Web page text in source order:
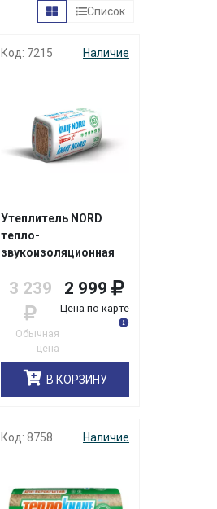
Список
Код: 7215 Наличие
Утеплитель NORD
тепло-
звукоизоляционная
50*600*1250мм
ТеплоKNAUF/12/24
3 239
Обычная
цена
2 999
Цена по карте
В КОРЗИНУ
Код: 8758 Наличие